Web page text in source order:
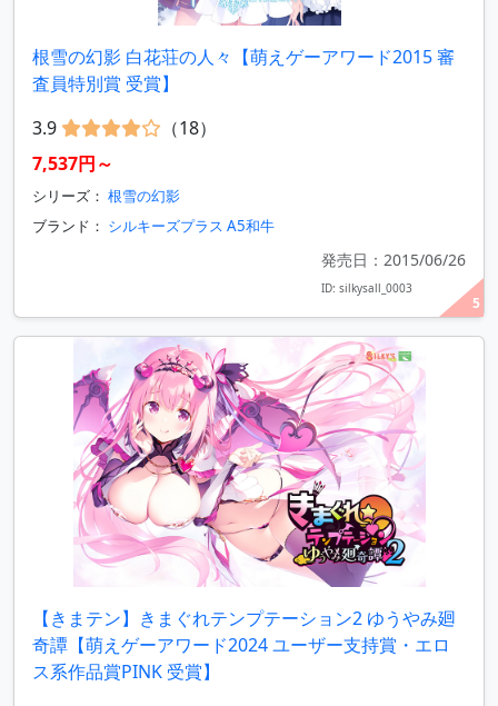
5
根雪の幻影 白花荘の人々【萌えゲーアワード2015 審
査員特別賞 受賞】
3.9
（18）
7,537円～
シリーズ： 根雪の幻影
ブランド： シルキーズプラス A5和牛
発売日：2015/06/26
ID: silkysall_0003
【きまテン】きまぐれテンプテーション2 ゆうやみ廻
奇譚【萌えゲーアワード2024 ユーザー支持賞・エロ
ス系作品賞PINK 受賞】